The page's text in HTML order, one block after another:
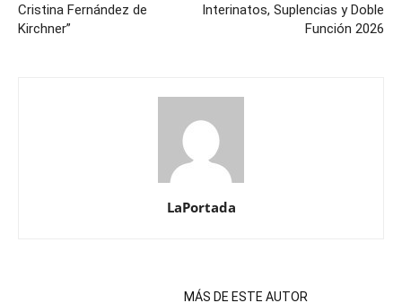
Cristina Fernández de
Kirchner”
Interinatos, Suplencias y Doble
Función 2026
LaPortada
MÁS DE ESTE AUTOR